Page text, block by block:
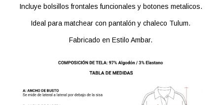
Incluye bolsillos frontales funcionales y botones metalicos.
Ideal para matchear con pantalón y chaleco Tulum.
Fabricado en Estilo Ambar.